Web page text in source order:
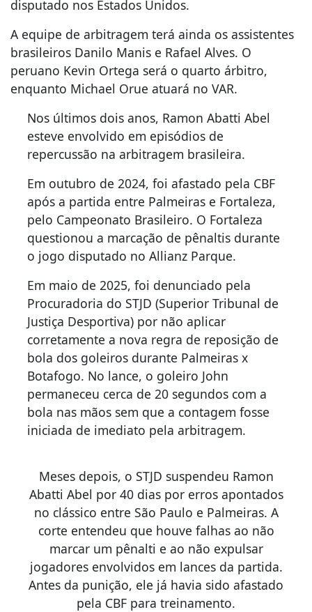
disputado nos Estados Unidos.
A equipe de arbitragem terá ainda os assistentes
brasileiros Danilo Manis e Rafael Alves. O
peruano Kevin Ortega será o quarto árbitro,
enquanto Michael Orue atuará no VAR.
Nos últimos dois anos, Ramon Abatti Abel
esteve envolvido em episódios de
repercussão na arbitragem brasileira.
Em outubro de 2024, foi afastado pela CBF
após a partida entre Palmeiras e Fortaleza,
pelo Campeonato Brasileiro. O Fortaleza
questionou a marcação de pênaltis durante
o jogo disputado no Allianz Parque.
Em maio de 2025, foi denunciado pela
Procuradoria do STJD (Superior Tribunal de
Justiça Desportiva) por não aplicar
corretamente a nova regra de reposição de
bola dos goleiros durante Palmeiras x
Botafogo. No lance, o goleiro John
permaneceu cerca de 20 segundos com a
bola nas mãos sem que a contagem fosse
iniciada de imediato pela arbitragem.
Meses depois, o STJD suspendeu Ramon
Abatti Abel por 40 dias por erros apontados
no clássico entre São Paulo e Palmeiras. A
corte entendeu que houve falhas ao não
marcar um pênalti e ao não expulsar
jogadores envolvidos em lances da partida.
Antes da punição, ele já havia sido afastado
pela CBF para treinamento.